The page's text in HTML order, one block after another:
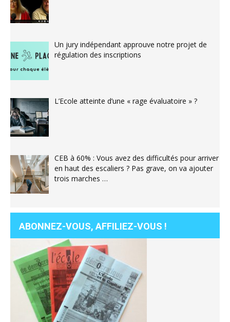
Un jury indépendant approuve notre projet de
régulation des inscriptions
L’Ecole atteinte d’une « rage évaluatoire » ?
CEB à 60% : Vous avez des difficultés pour arriver
en haut des escaliers ? Pas grave, on va ajouter
trois marches …
ABONNEZ-VOUS, AFFILIEZ-VOUS !